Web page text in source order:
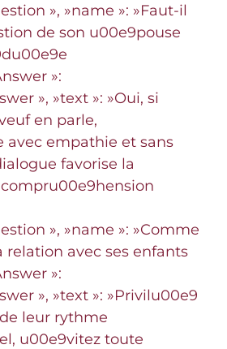
», »name »: »Faut-il
de son u00e9pouse
»:
», »text »: »Oui, si
en parle,
avec empathie et sans
favorise la
», »name »: »Comme
relation avec ses enfants
»:
», »text »: »Privilu00e9
leur rythme
u00e9vitez toute